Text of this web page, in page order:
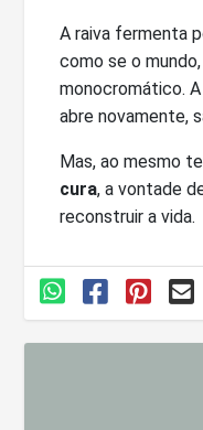
A raiva fermenta
como se o
monocromático.
abre novamente,
Mas, ao mesmo
cura, a vontade
reconstruir a vida.